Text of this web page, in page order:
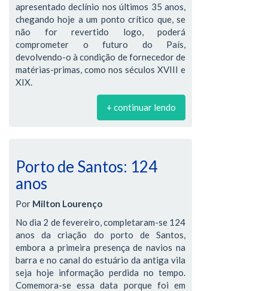
apresentado declínio nos últimos 35 anos,
chegando hoje a um ponto crítico que, se
não for revertido logo, poderá
comprometer o futuro do País,
devolvendo-o à condição de fornecedor de
matérias-primas, como nos séculos XVIII e
XIX.
+ continuar lendo
Porto de Santos: 124
anos
Por Milton Lourenço
No dia 2 de fevereiro, completaram-se 124
anos da criação do porto de Santos,
embora a primeira presença de navios na
barra e no canal do estuário da antiga vila
seja hoje informação perdida no tempo.
Comemora-se essa data porque foi em